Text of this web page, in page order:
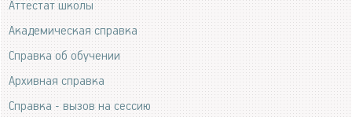
Аттестат школы
Академическая справка
Справка об обучении
Архивная справка
Справка - вызов на сессию